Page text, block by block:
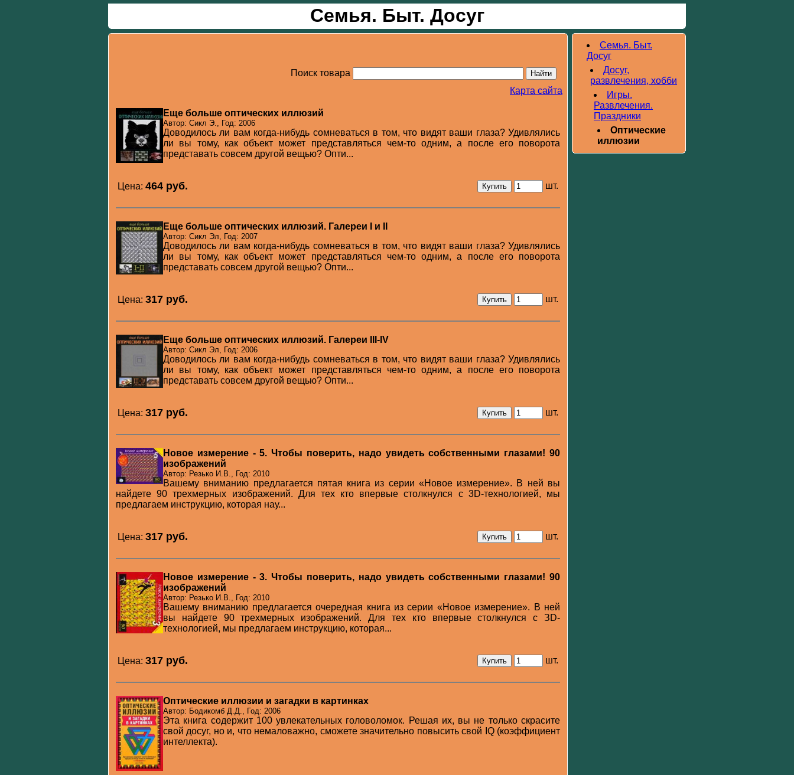
Семья. Быт. Досуг
Поиск товара
Карта сайта
Еще больше оптических иллюзий
Автор: Сикл Э., Год: 2006
Доводилось ли вам когда-нибудь сомневаться в том, что видят ваши глаза? Удивлялись
ли вы тому, как объект может представляться чем-то одним, а после его поворота
представать совсем другой вещью? Опти...
Цена: 464 pуб. шт.
Еще больше оптических иллюзий. Галереи I и II
Автор: Сикл Эл, Год: 2007
Доводилось ли вам когда-нибудь сомневаться в том, что видят ваши глаза? Удивлялись
ли вы тому, как объект может представляться чем-то одним, а после его поворота
представать совсем другой вещью? Опти...
Цена: 317 pуб. шт.
Еще больше оптических иллюзий. Галереи III-IV
Автор: Сикл Эл, Год: 2006
Доводилось ли вам когда-нибудь сомневаться в том, что видят ваши глаза? Удивлялись
ли вы тому, как объект может представляться чем-то одним, а после его поворота
представать совсем другой вещью? Опти...
Цена: 317 pуб. шт.
Новое измерение - 5. Чтобы поверить, надо увидеть собственными глазами! 90
изображений
Автор: Резько И.В., Год: 2010
Вашему вниманию предлагается пятая книга из серии «Новое измерение». В ней вы
найдете 90 трехмерных изображений. Для тех кто впервые столкнулся с 3D-технологией, мы
предлагаем инструкцию, которая нау...
Цена: 317 pуб. шт.
Новое измерение - 3. Чтобы поверить, надо увидеть собственными глазами! 90
изображений
Автор: Резько И.В., Год: 2010
Вашему вниманию предлагается очередная книга из серии «Новое измерение». В ней
вы найдете 90 трехмерных изображений. Для тех кто впервые столкнулся с ЗD-
технологией, мы предлагаем инструкцию, которая...
Цена: 317 pуб. шт.
Оптические иллюзии и загадки в картинках
Автор: Бодикомб Д.Д., Год: 2006
Эта книга содержит 100 увлекательных головоломок. Решая их, вы не только скрасите
свой досуг, но и, что немаловажно, сможете значительно повысить свой IQ (коэффициент
интеллекта).
Семья. Быт.
Досуг
Досуг,
развлечения, хобби
Игры.
Развлечения.
Праздники
Оптические
иллюзии